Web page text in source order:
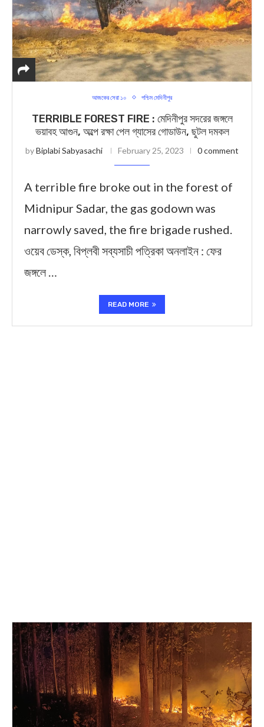
আজকের সেরা ১০ পশ্চিম মেদিনীপুর
TERRIBLE FOREST FIRE : মেদিনীপুর সদরের জঙ্গলে
ভয়াবহ আগুন, অল্পে রক্ষা পেল গ্যাসের গোডাউন, ছুটল দমকল
byBiplabi Sabyasachi February 25, 2023 0 comment
A terrible fire broke out in the forest of
Midnipur Sadar, the gas godown was
narrowly saved, the fire brigade rushed.
ওয়েব ডেস্ক, বিপ্লবী সব্যসাচী পত্রিকা অনলাইন : ফের
জঙ্গলে …
READ MORE